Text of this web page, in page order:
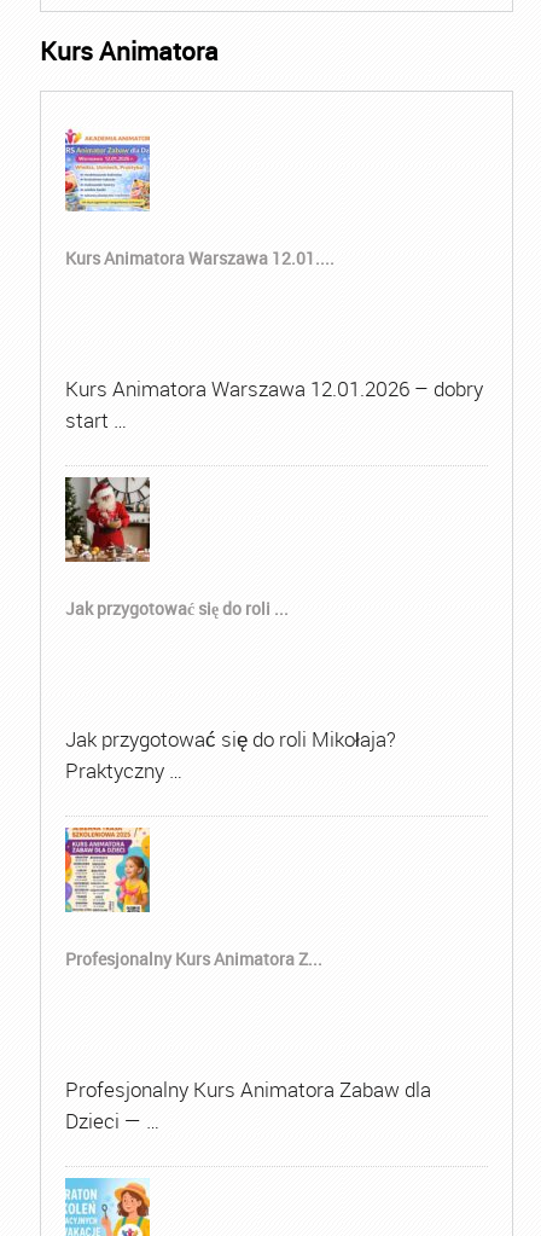
Kurs Animatora
Kurs Animatora Warszawa 12.01....
Kurs Animatora Warszawa 12.01.2026 – dobry
start …
Jak przygotować się do roli ...
Jak przygotować się do roli Mikołaja?
Praktyczny …
Profesjonalny Kurs Animatora Z...
Profesjonalny Kurs Animatora Zabaw dla
Dzieci — …